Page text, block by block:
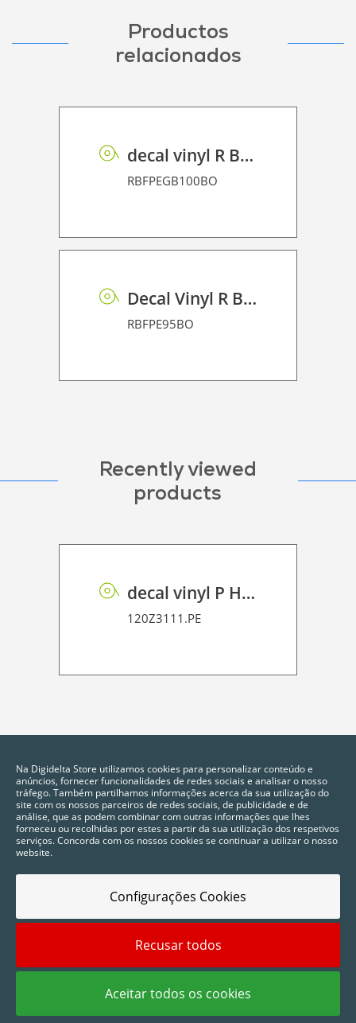
Productos
relacionados
decal vinyl R BF PE GB 100 BO
RBFPEGB100BO
Decal Vinyl R BF PE 95 BO
RBFPE95BO
Recently viewed
products
decal vinyl P HT PE 100 BO
120Z3111.PE
2025 © Digidelta Store - Think Green. Todos os direitos reservados.
Na Digidelta Store utilizamos cookies para personalizar conteúdo e
anúncios, fornecer funcionalidades de redes sociais e analisar o nosso
tráfego. Também partilhamos informações acerca da sua utilização do
site com os nossos parceiros de redes sociais, de publicidade e de
análise, que as podem combinar com outras informações que lhes
forneceu ou recolhidas por estes a partir da sua utilização dos respetivos
serviços. Concorda com os nossos cookies se continuar a utilizar o nosso
website.
Configurações Cookies
Recusar todos
Aceitar todos os cookies